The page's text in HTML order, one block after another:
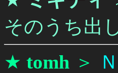
そのうち出
★ tomh ＞